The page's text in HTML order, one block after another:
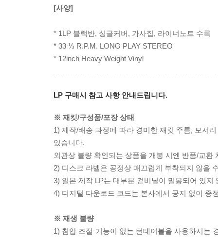
[사양]
* 1LP 블랙반, 싱글커버, 가사집, 라이너노트 수록
* 33 ⅓ R.P.M. LONG PLAY STEREO
* 12inch Heavy Weight Vinyl
LP 구매시 참고 사항 안내드립니다.
※ 재킷/구성품/포장 상태
1) 제작/배송 과정에 따라 경미한 재킷 주름, 모서
있습니다.
외관상 불량 확인되는 상품을 개봉 시엔 반품/교환
2) 디스크 라벨은 공정상 매끄럽게 부착되지 않을
3) 일본 제작 LP는 대부분 겉비닐이 밀봉되어 있지
4) 디지털 다운로드 코드는 본사에서 공지 없이 증
※ 재생 불량
1) 침압 조절 기능이 없는 턴테이블을 사용하시는